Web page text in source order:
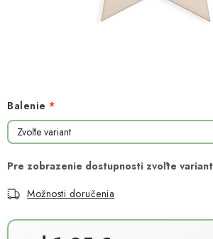
Hodnotenie obchodu
Podmienky ochrany osobných údajov
Ako získať lepšie ceny?
Moja objednávka
Balenie
Možnosti doručenia